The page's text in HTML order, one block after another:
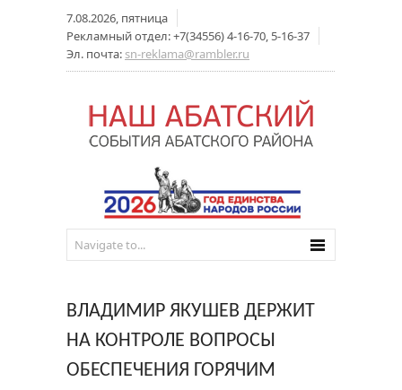
7.08.2026, пятница
Рекламный отдел: +7(34556) 4-16-70, 5-16-37
Эл. почта: sn-reklama@rambler.ru
ВЛАДИМИР ЯКУШЕВ ДЕРЖИТ
НА КОНТРОЛЕ ВОПРОСЫ
ОБЕСПЕЧЕНИЯ ГОРЯЧИМ